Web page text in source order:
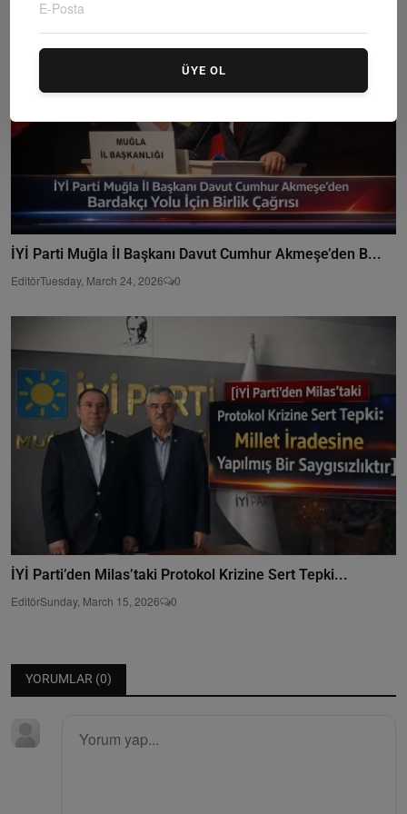
İYİ Parti Muğla İl Başkanı Davut Cumhur Akmeşe’den B...
EditörTuesday, March 24, 2026 0
İYİ Parti’den Milas’taki Protokol Krizine Sert Tepki...
EditörSunday, March 15, 2026 0
YORUMLAR (0)
ÜYE OL